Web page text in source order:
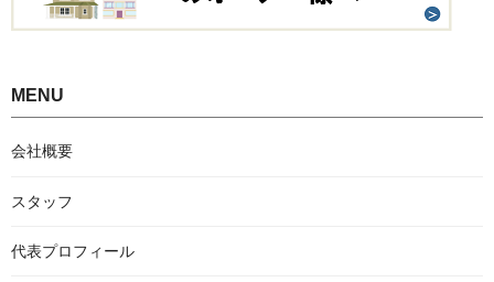
MENU
会社概要
スタッフ
代表プロフィール